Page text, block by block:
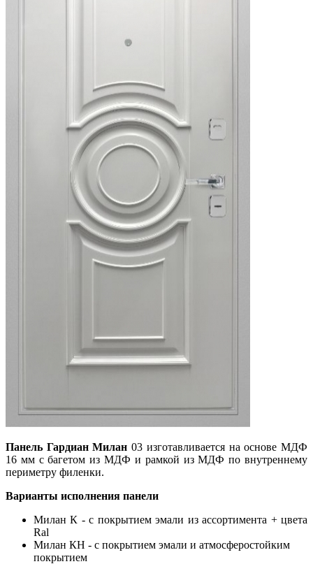
Панель Гардиан Милан 03 изготавливается на основе МДФ
16 мм с багетом из МДФ и рамкой из МДФ по внутреннему
периметру филенки.
Варианты исполнения панели
Милан К - с покрытием эмали из ассортимента + цвета
Ral
Милан КН - с покрытием эмали и атмосферостойким
покрытием